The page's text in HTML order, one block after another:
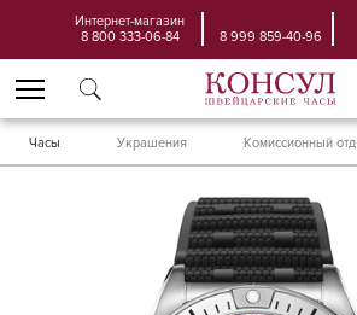
Интернет-магазин
8 800 333-06-84
8 999 859-40-96
Часы Украшения Комиссионный отд